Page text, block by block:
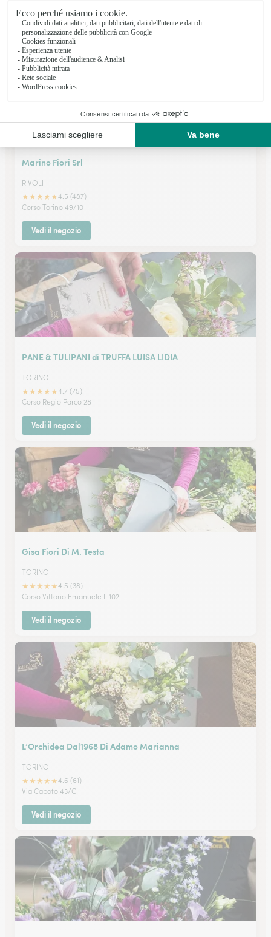
Via Vandalino 28
Vedi il negozio
Marino Fiori Srl
RIVOLI
★★★★★4.5 (487)
Corso Torino 49/10
Vedi il negozio
PANE & TULIPANI di TRUFFA LUISA LIDIA
TORINO
★★★★★4.7 (75)
Corso Regio Parco 28
Vedi il negozio
Gisa Fiori Di M. Testa
TORINO
★★★★★4.5 (38)
Corso Vittorio Emanuele II 102
Vedi il negozio
L’Orchidea Dal1968 Di Adamo Marianna
TORINO
★★★★★4.6 (61)
Via Caboto 43/C
Vedi il negozio